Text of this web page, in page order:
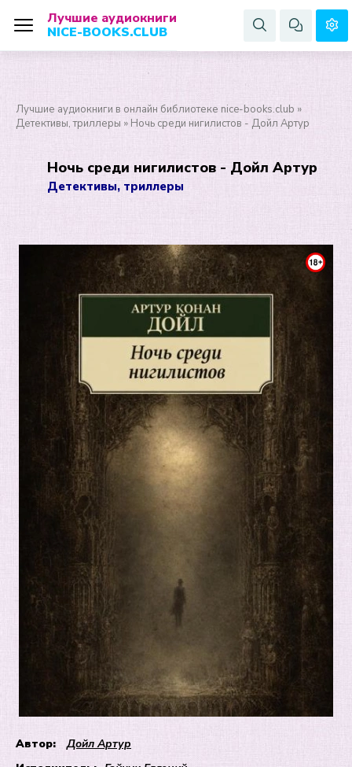
Лучшие аудиокниги
NICE-BOOKS.CLUB
Лучшие аудиокниги в онлайн библиотеке nice-books.club »
Детективы, триллеры » Ночь среди нигилистов - Дойл Артур
Ночь среди нигилистов - Дойл Артур
Детективы, триллеры
Автор:
Дойл Артур